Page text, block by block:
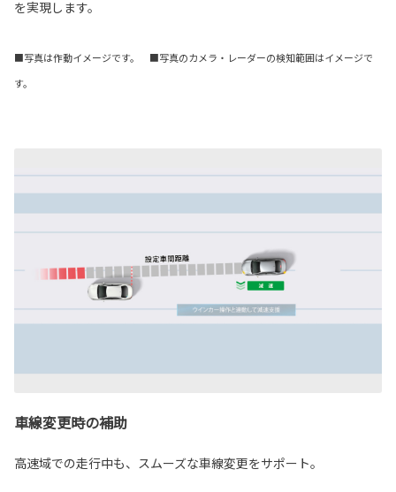
を実現します。
■写真は作動イメージです。 ■写真のカメラ・レーダーの検知範囲はイメージで
す。
車線変更時の補助
高速域での走行中も、スムーズな車線変更をサポート。